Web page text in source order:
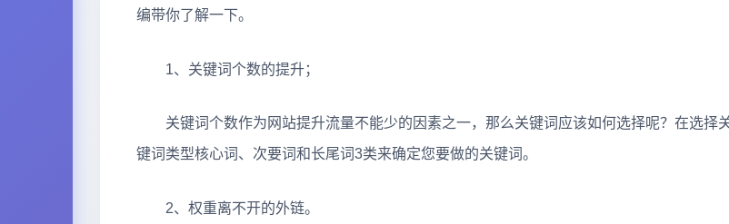
编带你了解一下。
1、关键词个数的提升；
关键词个数作为网站提升流量不能少的因素之一，那么关键词应该如何选择呢？在选择
键词类型核心词、次要词和长尾词3类来确定您要做的关键词。
2、权重离不开的外链。